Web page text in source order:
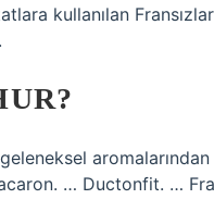
kullanılan
… Ductonfit. …